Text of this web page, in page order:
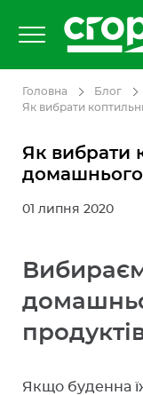
Головна
Блог
Як вибрати
Як вибрати
01 липня 2020
Якщо буденна